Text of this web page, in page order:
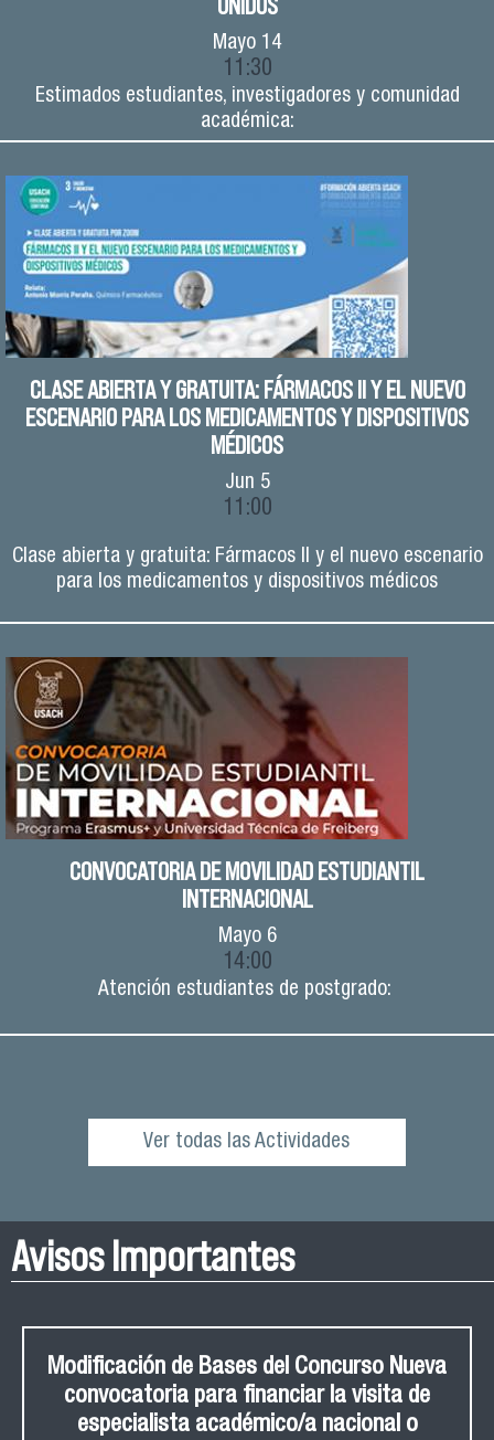
Mayo 14
11:30
Estimados estudiantes, investigadores y comunidad
académica:
CLASE ABIERTA Y GRATUITA: FÁRMACOS II Y EL NUEVO
ESCENARIO PARA LOS MEDICAMENTOS Y DISPOSITIVOS
MÉDICOS
Jun 5
11:00
Clase abierta y gratuita: Fármacos II y el nuevo escenario
para los medicamentos y dispositivos médicos
CONVOCATORIA DE MOVILIDAD ESTUDIANTIL
INTERNACIONAL
Mayo6
14:00
Atención estudiantes de postgrado:
Ver todas las Actividades
Avisos Importantes
Modificación de Bases del Concurso Nueva
convocatoria para financiar la visita de
especialista académico/a nacional o